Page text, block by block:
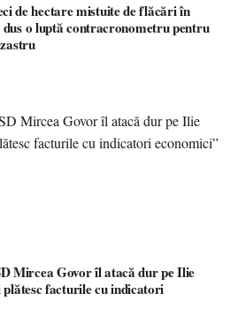
o luptă contracronometru pentru
Mircea Govor îl atacă dur pe Ilie
facturile cu indicatori